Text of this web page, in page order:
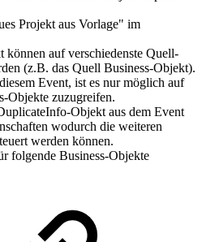
Projekt aus Vorlage" im
auf verschiedenste Quell-
(z.B. das Quell Business-Objekt).
Event, ist es nur möglich auf
Objekte zuzugreifen.
Objekt aus dem Event
wodurch die weiteren
werden können.
folgende Business-Objekte